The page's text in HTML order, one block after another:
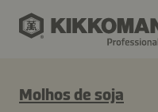
Molhos de soja